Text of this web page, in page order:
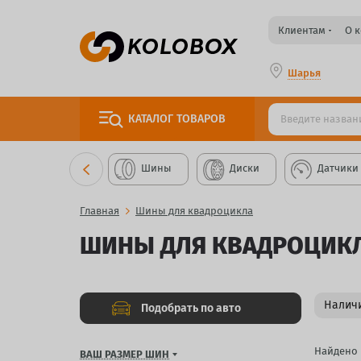
Клиентам О
Шарья
КАТАЛОГ ТОВАРОВ
Шины Диски Датчики
Главная Шины для квадроцикла
ШИНЫ ДЛЯ
Подобрать по авто
ВАШ РАЗМЕР ШИН Найдено